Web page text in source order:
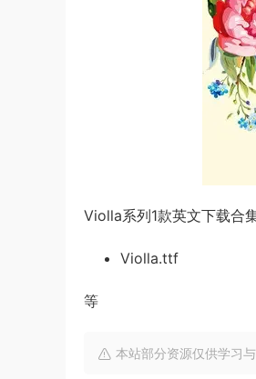
Violla系列1款英文下载合
Violla.ttf
等
本站部分资源仅供学习